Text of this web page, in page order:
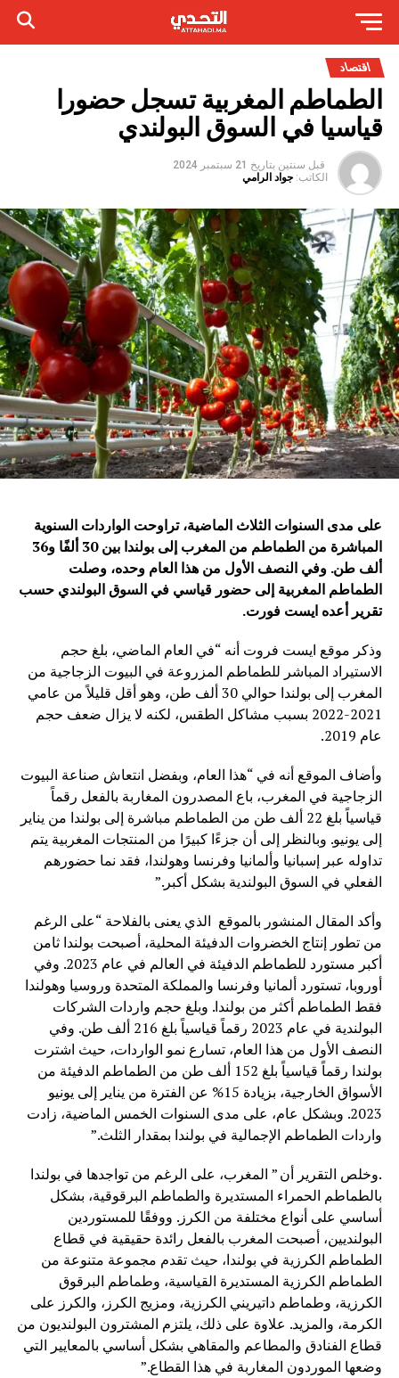
اقتصاد
الطماطم المغربية تسجل حضورا
قياسيا في السوق البولندي
قبل سنتين بتاريخ 21 سبتمبر 2024
الكاتب: جواد الرامي
على مدى السنوات الثلاث الماضية، تراوحت الواردات السنوية
المباشرة من الطماطم من المغرب إلى بولندا بين 30 ألفًا و36
ألف طن. وفي النصف الأول من هذا العام وحده، وصلت
الطماطم المغربية إلى حضور قياسي في السوق البولندي حسب
تقرير أعده ايست فورت.
وذكر موقع ايست فروت أنه “في العام الماضي، بلغ حجم
الاستيراد المباشر للطماطم المزروعة في البيوت الزجاجية من
المغرب إلى بولندا حوالي 30 ألف طن، وهو أقل قليلاً من عامي
2021-2022 بسبب مشاكل الطقس، لكنه لا يزال ضعف حجم
عام 2019.
وأضاف الموقع أنه في “هذا العام، وبفضل انتعاش صناعة البيوت
الزجاجية في المغرب، باع المصدرون المغاربة بالفعل رقماً
قياسياً بلغ 22 ألف طن من الطماطم مباشرة إلى بولندا من يناير
إلى يونيو. وبالنظر إلى أن جزءًا كبيرًا من المنتجات المغربية يتم
تداوله عبر إسبانيا وألمانيا وفرنسا وهولندا، فقد نما حضورهم
الفعلي في السوق البولندية بشكل أكبر.”
وأكد المقال المنشور بالموقع الذي يعنى بالفلاحة “على الرغم
من تطور إنتاج الخضروات الدفيئة المحلية، أصبحت بولندا ثامن
أكبر مستورد للطماطم الدفيئة في العالم في عام 2023. وفي
أوروبا، تستورد ألمانيا وفرنسا والمملكة المتحدة وروسيا وهولندا
فقط الطماطم أكثر من بولندا. وبلغ حجم واردات الشركات
البولندية في عام 2023 رقماً قياسياً بلغ 216 ألف طن. وفي
النصف الأول من هذا العام، تسارع نمو الواردات، حيث اشترت
بولندا رقماً قياسياً بلغ 152 ألف طن من الطماطم الدفيئة من
الأسواق الخارجية، بزيادة 15% عن الفترة من يناير إلى يونيو
2023. وبشكل عام، على مدى السنوات الخمس الماضية، زادت
واردات الطماطم الإجمالية في بولندا بمقدار الثلث.”
.وخلص التقرير أن ” المغرب، على الرغم من تواجدها في بولندا
بالطماطم الحمراء المستديرة والطماطم البرقوقية، بشكل
أساسي على أنواع مختلفة من الكرز. ووفقًا للمستوردين
البولنديين، أصبحت المغرب بالفعل رائدة حقيقية في قطاع
الطماطم الكرزية في بولندا، حيث تقدم مجموعة متنوعة من
الطماطم الكرزية المستديرة القياسية، وطماطم البرقوق
الكرزية، وطماطم داتيريني الكرزية، ومزيج الكرز، والكرز على
الكرمة، والمزيد. علاوة على ذلك، يلتزم المشترون البولنديون من
قطاع الفنادق والمطاعم والمقاهي بشكل أساسي بالمعايير التي
وضعها الموردون المغاربة في هذا القطاع.”